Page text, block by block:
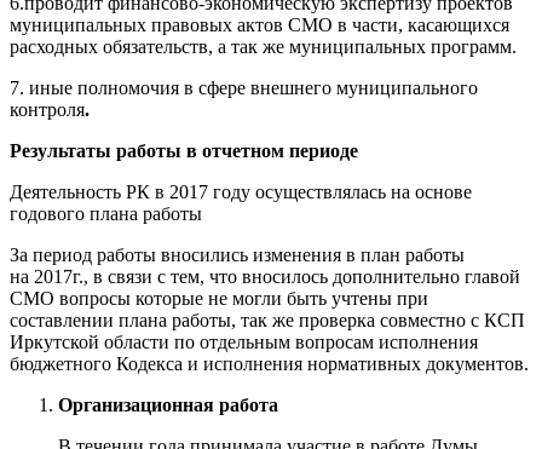
муниципальных правовых актов СМО в части, касающихся
расходных обязательств, а так же муниципальных программ.
7. иные полномочия в сфере внешнего муниципального
контроля.
Результаты работы в отчетном периоде
Деятельность РК в 2017 году осуществлялась на основе
годового плана работы
За период работы вносились изменения в план работы
на 2017г., в связи с тем, что вносилось дополнительно главой
СМО вопросы которые не могли быть учтены при
составлении плана работы, так же проверка совместно с КСП
Иркутской области по отдельным вопросам исполнения
бюджетного Кодекса и исполнения нормативных документов.
Организационная работа